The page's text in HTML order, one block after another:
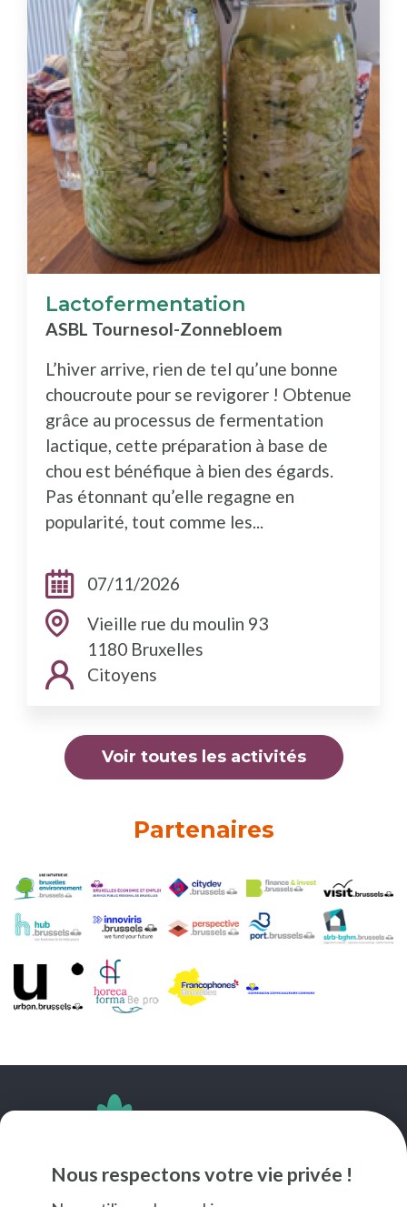
Nous respectons votre vie privée !
Lactofermentation
ASBL Tournesol-Zonnebloem
L’hiver arrive, rien de tel qu’une bonne
choucroute pour se revigorer ! Obtenue
grâce au processus de fermentation
lactique, cette préparation à base de
chou est bénéfique à bien des égards.
Pas étonnant qu’elle regagne en
popularité, tout comme les...
Dates:07/11/2026
Adresse:Vieille rue du moulin 93
1180 Bruxelles
Public cible:
Citoyens
Voir toutes les activités
Partenaires